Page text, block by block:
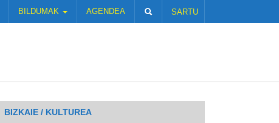
BILDUMAK AGENDEA SARTU
BIZKAIE / KULTUREA